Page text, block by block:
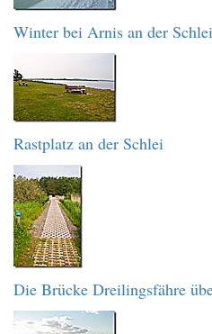
Winter bei Arnis an der Schlei
Rastplatz an der Schlei
Die Brücke Dreilingsfähre